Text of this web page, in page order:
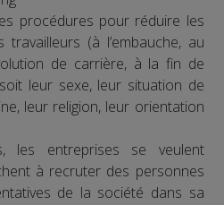
procédures pour réduire les
travailleurs (à l’embauche, au
de carrière, à la fin de
leur sexe, leur situation de
leur religion, leur orientation
les entreprises se veulent
à recruter des personnes
de la société dans sa